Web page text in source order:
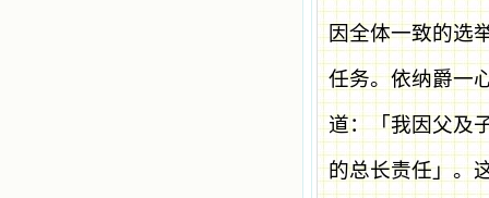
因全体一致的选
任务。依纳爵一
道：「我因父及
的总长责任」。